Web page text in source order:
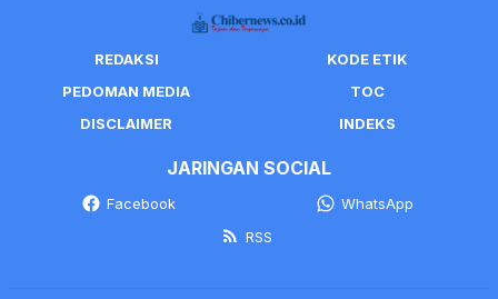
REDAKSI
KODE ETIK
PEDOMAN MEDIA
TOC
DISCLAIMER
INDEKS
JARINGAN SOCIAL
Facebook
WhatsApp
RSS